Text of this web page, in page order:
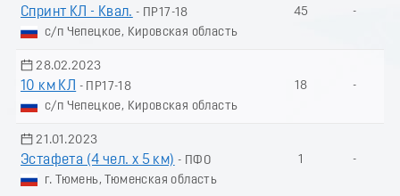
Спринт КЛ - Квал. - ПР17-18
с/п Чепецкое, Кировская область
45 -
28.02.2023
10 км КЛ
- ПР17-18
с/п Чепецкое, Кировская область
18 -
21.01.2023
Эстафета (4 чел. х 5 км) - ПФО
г. Тюмень, Тюменская область
1 -